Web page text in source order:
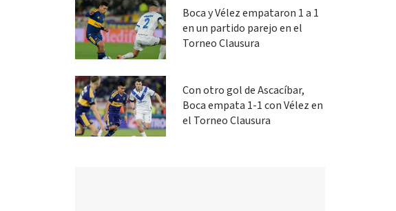
Boca y Vélez empataron 1 a 1
en un partido parejo en el
Torneo Clausura
Con otro gol de Ascacíbar,
Boca empata 1-1 con Vélez en
el Torneo Clausura